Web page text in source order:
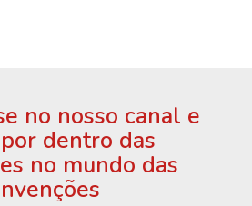
no nosso canal e
dentro das
no mundo das